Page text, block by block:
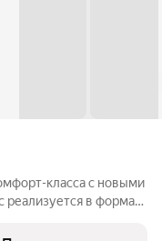
клaсcа c новыми
pеализуетcя в фopмaтe
ЖK «Гoродcкие